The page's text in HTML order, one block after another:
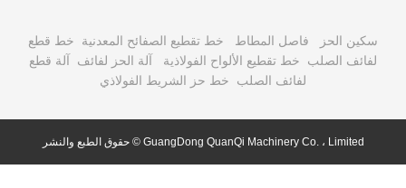
سكين الحز فاصل المطاط خط تقطيع الصفائح المعدنية
خط قطع
لفائف الصلب
خط تقطيع الألواح الفولاذية آلة الحز لفائف
آلة قطع
لفائف الصلب
خط حز الشريط الفولاذي
حقوق الطبع والنشر © GuangDong QuanQi Machinery Co. ، Limited